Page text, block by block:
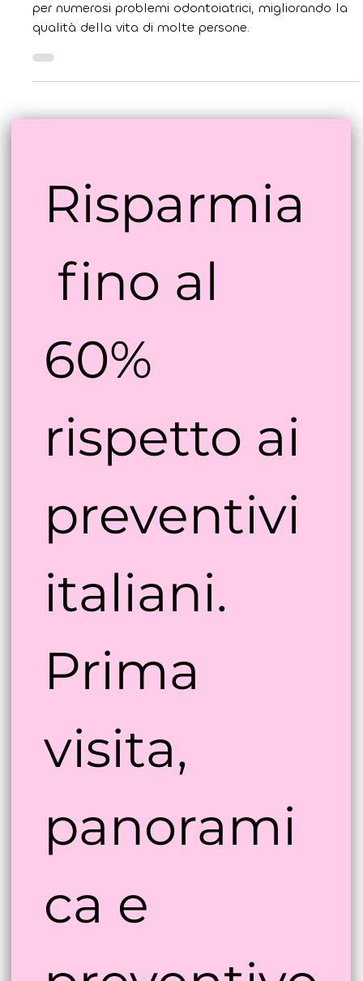
Il bite dentale rappresenta una soluzione efficace
per numerosi problemi odontoiatrici, migliorando la
qualità della vita di molte persone.
Risparmia
fino al
60%
rispetto ai
preventivi
italiani.
Prima
visita,
panorami
ca e